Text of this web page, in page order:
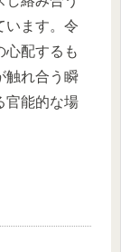
います。令
心配するも
触れ合う瞬
官能的な場